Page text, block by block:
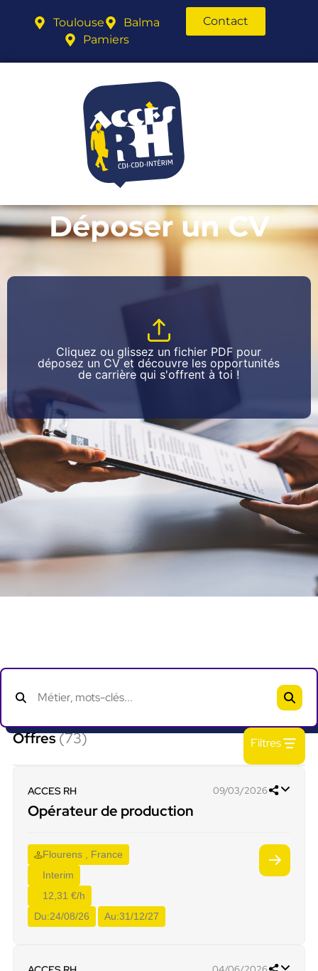
Toulouse
Balma
Pamiers
Contact
Déposer un CV
Cliquez ou glissez un fichier PDF pour
déposez un CV et découvre les opportunités
de carrière qui s'offrent à toi !
Offres(73) Filtres
ACCES RH 09/03/2026
Opérateur de production
Flourens , France
Interim
12,31 €/h
Du:24/08/26 Au:31/12/27